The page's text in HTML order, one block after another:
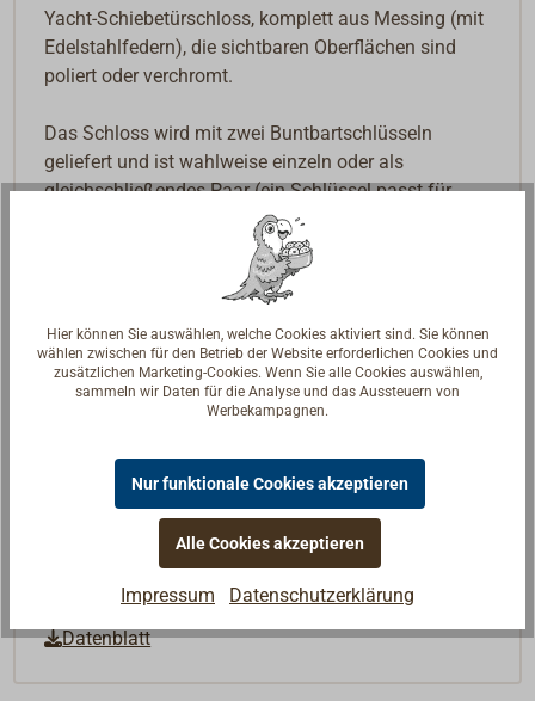
Yacht-Schiebetürschloss, komplett aus Messing (mit
Edelstahlfedern), die sichtbaren Oberflächen sind
poliert oder verchromt.
Das Schloss wird mit zwei Buntbartschlüsseln
geliefert und ist wahlweise einzeln oder als
gleichschließendes Paar (ein Schlüssel passt für
beide Schlösser) erhältlich.
Schlossnuss für Vierkant: 8 mm.
Abstand: 60 mm.
Ein Schließblech muss jeweils separat bestellt
Zur Auswahl des richtigen Schloss-Tpys beachten
Sie bitte unser PDF unter "Downloads &
Downloads
Datenblatt
Hier können Sie auswählen, welche Cookies aktiviert sind. Sie können
wählen zwischen für den Betrieb der Website erforderlichen Cookies und
zusätzlichen Marketing-Cookies. Wenn Sie alle Cookies auswählen,
sammeln wir Daten für die Analyse und das Aussteuern von
Werbekampagnen.
Nur funktionale Cookies akzeptieren
Alle Cookies akzeptieren
Impressum Datenschutzerklärung